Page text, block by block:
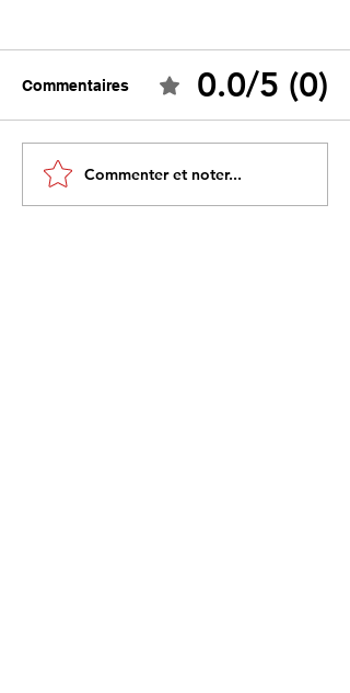
Tebboune face à ses
propres mirages :
Commentaires 0.0/5 (0)
Commenter et noter...